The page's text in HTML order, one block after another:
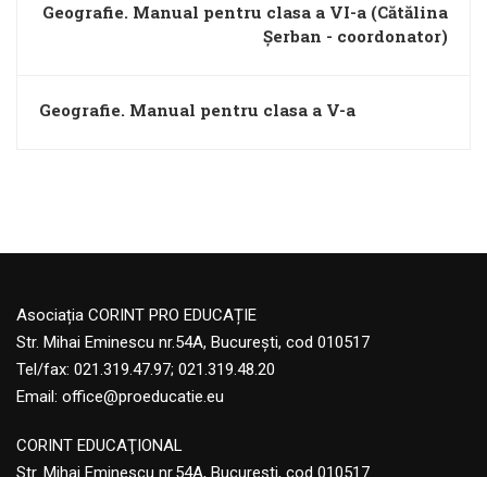
Geografie. Manual pentru clasa a VI-a (Cătălina
Șerban - coordonator)
Geografie. Manual pentru clasa a V-a
Asociația CORINT PRO EDUCAȚIE
Str. Mihai Eminescu nr.54A, București, cod 010517
Tel/fax: 021.319.47.97; 021.319.48.20
Email: office@proeducatie.eu
CORINT EDUCAŢIONAL
Str. Mihai Eminescu nr.54A, Bucureşti, cod 010517